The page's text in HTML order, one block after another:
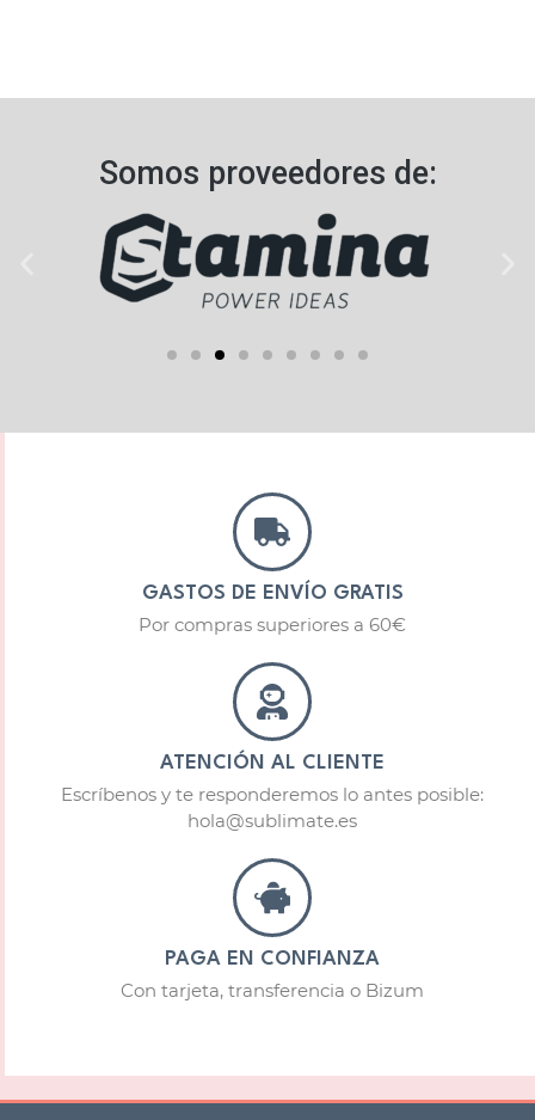
Somos proveedores de:​
GASTOS DE ENVÍO GRATIS
Por compras superiores a 60€
ATENCIÓN AL CLIENTE
Escríbenos y te responderemos lo antes posible:
hola@sublimate.es
PAGA EN CONFIANZA
Con tarjeta, transferencia o Bizum